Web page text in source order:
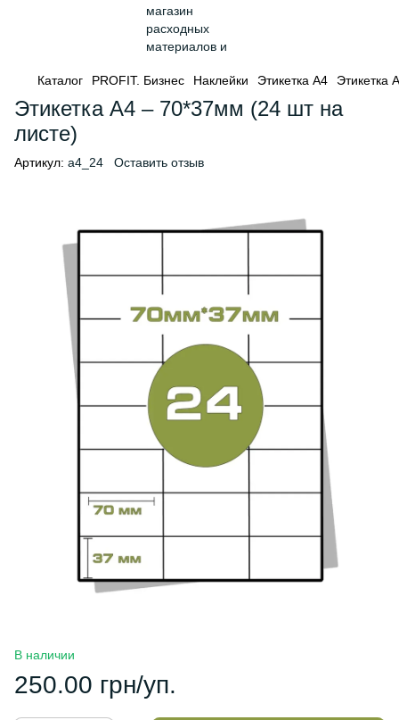
Каталог PROFIT. Бизнес Наклейки Этикетка А4 Этикетка
Этикетка А4 – 70*37мм (24 шт на
листе)
Артикул: a4_24 Оставить отзыв
В наличии
250.00 грн/уп.